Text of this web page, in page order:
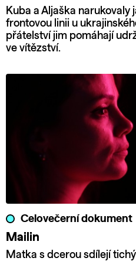
Kuba a Aljaška narukovaly
frontovou linii u
přátelství jim pomáhají
ve vítězství.
Celovečerní dokument
Mailin
Matka s dcerou sdílejí